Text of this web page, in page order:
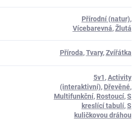
Přírodní (natur),
Vícebarevná,Žlutá
Příroda,Tvary,Zvířátka
5v1,Activity
(interaktivní), Dřevěné,
Multifunkční, Rostoucí,S
kreslící tabulí,S
kuličkovou dráhou